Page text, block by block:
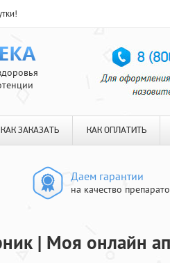
КАК ЗАКАЗАТЬ КАК ОПЛАТИТЬ
Даем гарантии
на качество
| Моя онлайн